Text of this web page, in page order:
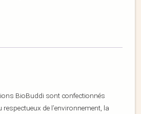
BioBuddi sont confectionnés
de l’environnement, la